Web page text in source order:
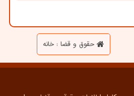
حقوق و قضا : خانه